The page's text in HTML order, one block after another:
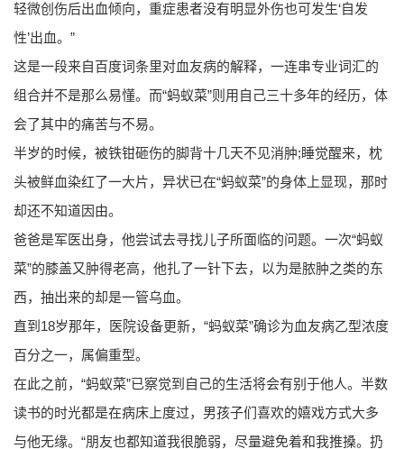
轻微创伤后出血倾向，重症患者没有明显外伤也可发生‘自发
性’出血。”
这是一段来自百度词条里对血友病的解释，一连串专业词汇的
组合并不是那么易懂。而“蚂蚁菜”则用自己三十多年的经历，体
会了其中的痛苦与不易。
半岁的时候，被铁钳砸伤的脚背十几天不见消肿;睡觉醒来，枕
头被鲜血染红了一大片，异状已在“蚂蚁菜”的身体上显现，那时
却还不知道因由。
爸爸是军医出身，他尝试去寻找儿子所面临的问题。一次“蚂蚁
菜”的膝盖又肿得老高，他扎了一针下去，以为是脓肿之类的东
西，抽出来的却是一管乌血。
直到18岁那年，医院设备更新，“蚂蚁菜”确诊为血友病乙型浓度
百分之一，属偏重型。
在此之前，“蚂蚁菜”已察觉到自己的生活将会有别于他人。半数
读书的时光都是在病床上度过，男孩子们喜欢的嬉戏方式大多
与他无缘。“朋友也都知道我很脆弱，尽量避免着和我推搡。扔